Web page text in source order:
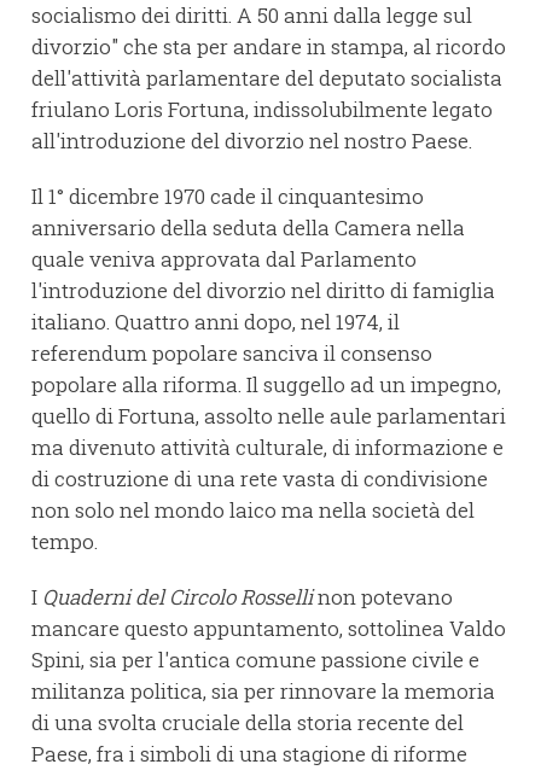
socialismo dei diritti. A 50 anni dalla legge sul
divorzio" che sta per andare in stampa, al ricordo
dell'attività parlamentare del deputato socialista
friulano Loris Fortuna, indissolubilmente legato
all'introduzione del divorzio nel nostro Paese.
Il 1° dicembre 1970 cade il cinquantesimo
anniversario della seduta della Camera nella
quale veniva approvata dal Parlamento
l'introduzione del divorzio nel diritto di famiglia
italiano. Quattro anni dopo, nel 1974, il
referendum popolare sanciva il consenso
popolare alla riforma. Il suggello ad un impegno,
quello di Fortuna, assolto nelle aule parlamentari
ma divenuto attività culturale, di informazione e
di costruzione di una rete vasta di condivisione
non solo nel mondo laico ma nella società del
tempo.
I Quaderni del Circolo Rossellinon potevano
mancare questo appuntamento, sottolinea Valdo
Spini, sia per l'antica comune passione civile e
militanza politica, sia per rinnovare la memoria
di una svolta cruciale della storia recente del
Paese, fra i simboli di una stagione di riforme